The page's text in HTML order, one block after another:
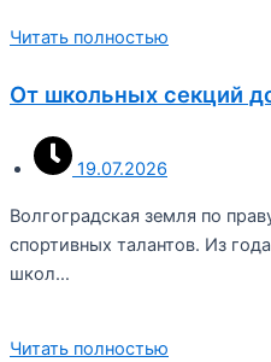
Читать полностью
От школьных секций
19.07.2026
Волгоградская земля по
спортивных талантов. Из
школ…
Читать полностью